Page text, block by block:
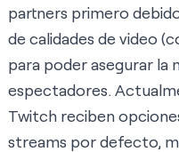
partners primero
de calidades de video
para poder asegurar la
espectadores.
Twitch reciben
streams por defecto,